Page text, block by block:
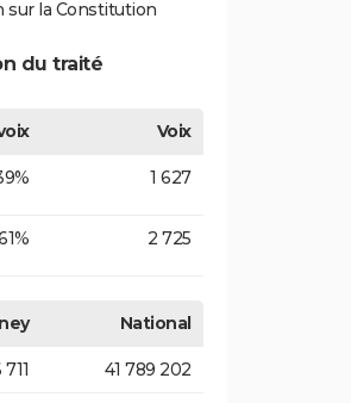
sur la Constitution
du traité
Voix
1 627
2 725
National
41 789 202